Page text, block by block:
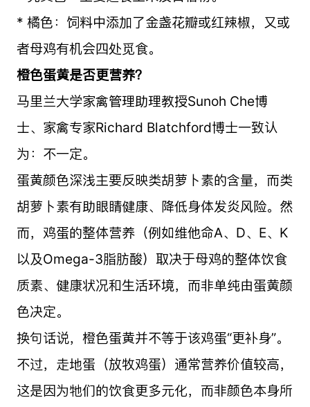
* 橘色：饲料中添加了金盏花瓣或红辣椒，又或
者母鸡有机会四处觅食。
橙色蛋黄是否更营养？
马里兰大学家禽管理助理教授Sunoh Che博
士、家禽专家Richard Blatchford博士一致认
为：不一定。
蛋黄颜色深浅主要反映类胡萝卜素的含量，而类
胡萝卜素有助眼睛健康、降低身体发炎风险。然
而，鸡蛋的整体营养（例如维他命A、D、E、K
以及Omega-3脂肪酸）取决于母鸡的整体饮食
质素、健康状况和生活环境，而非单纯由蛋黄颜
色决定。
换句话说，橙色蛋黄并不等于该鸡蛋“更补身”。
不过，走地蛋（放牧鸡蛋）通常营养价值较高，
这是因为牠们的饮食更多元化，而非颜色本身所